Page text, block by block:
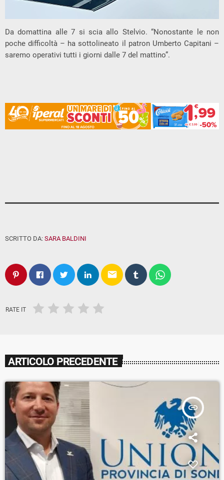
Da domattina alle 7 si scia allo Stelvio. “Nonostante le non
poche difficoltà – ha sottolineato il patron Umberto Capitani –
saremo operativi tutti i giorni dalle 7 del mattino”.
SCRITTO DA: SARA BALDINI
email
RATE IT
ARTICOLO PRECEDENTE
insert_link